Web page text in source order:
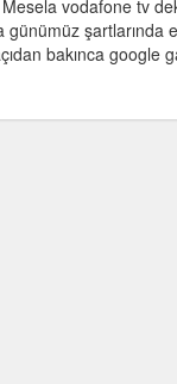
vodafone tv
şartlarında
bakınca